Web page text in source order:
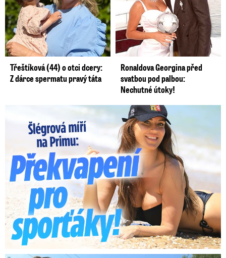
Třeštíková (44) o otci dcery:
Z dárce spermatu pravý táta
Ronaldova Georgina před
svatbou pod palbou:
Nechutné útoky!
Lucie Šlégrová míří na Primu. Překvapení pro sporťáky!